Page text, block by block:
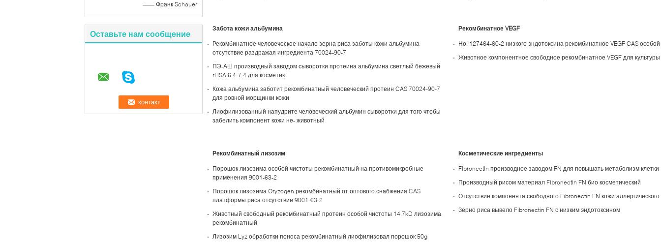
—— Франк Schauer
Оставьте нам сообщение
Забота кожи альбумина
Рекомбинатное человеческое начало зерна риса заботы кожи альбумина
отсутствие раздражая ингредиента 70024-90-7
ПЭ-АШ производный заводом сыворотки протеина альбумина светлый бежевый
rHSA 6.4-7.4 для косметик
Кожа альбумина заботит рекомбинатный человеческий протеин CAS 70024-90-7
для ровной морщинки кожи
Лиофилизованный напудрите человеческий альбумин сыворотки для того чтобы
забелить компонент кожи не- животный
Рекомбинатное VEGF
Но. 127464-60-2 низкого эндотоксина рекомбинатное VEGF CAS
Животное компонентное свободное рекомбинатное VEGF для культуры
Рекомбинатный лизозим
Порошок лизозима особой чистоты рекомбинатный на противомикробные
применения 9001-63-2
Порошок лизозима Oryzogen рекомбинатный от оптового снабжения CAS
платформы риса отсутствие 9001-63-2
Животный свободный рекомбинатный протеин особой чистоты 14.7kD лизозима
рекомбинатный
Лизозим Lyz обработки поноса рекомбинатный лиофилизовал порошок 50g
Косметические ингредиенты
Fibronectin производное заводом FN для повышать метаболизм клетки
Производный рисом материал Fibronectin FN био косметический
Отсутствие компонента свободного Fibronectin FN кожи
Зерно риса вывело Fibronectin FN с низким эндотоксином